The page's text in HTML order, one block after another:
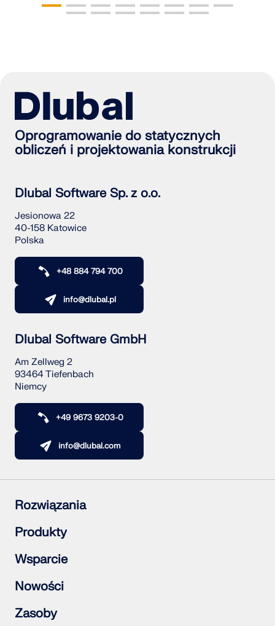
Oprogramowanie do statycznych
obliczeń i projektowania konstrukcji
Dlubal Software Sp. z o.o.
Jesionowa 22
40-158 Katowice
Polska
+48 884 794 700
info@dlubal.pl
Dlubal Software GmbH
Am Zellweg 2
93464 Tiefenbach
Niemcy
+49 9673 9203-0
info@dlubal.com
Rozwiązania
Konstrukcje żelbetowe
Konstrukcje stalowe
Konstrukcje drewniane
Połączenia stalowe
Produkty
RFEM 6
RSTAB 9
RSECTION 1
RWIND 3
Wsparcie
Często zadawane pytania (FAQ)
Zadaj indywidualne pytanie
Mapa obciążeń śniegiem, wiatrem i obciążeniem
sejsmicznym
Nowości
Subskrybuj newsletter
Aktualności
Zasoby